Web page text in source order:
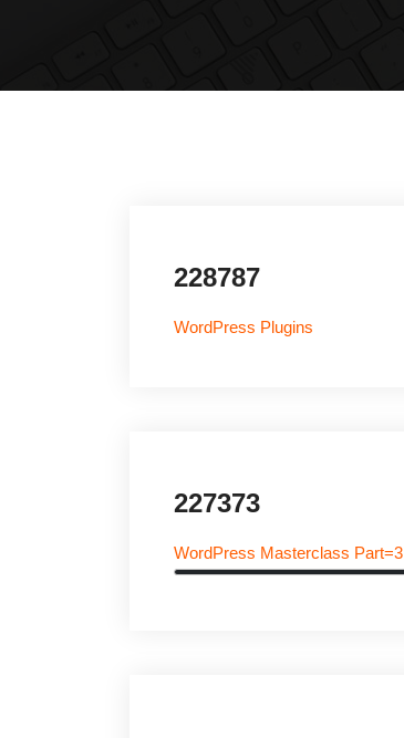
228787
WordPress Plugins
227373
WordPress Masterclass Part=3